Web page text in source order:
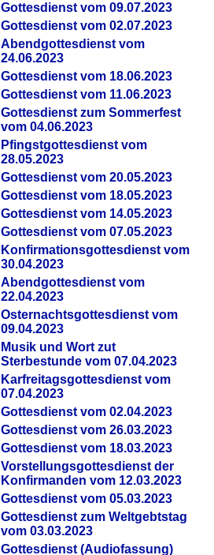
Gottesdienst vom 09.07.2023
Gottesdienst vom 02.07.2023
Abendgottesdienst vom
24.06.2023
Gottesdienst vom 18.06.2023
Gottesdienst vom 11.06.2023
Gottesdienst zum Sommerfest
vom 04.06.2023
Pfingstgottesdienst vom
28.05.2023
Gottesdienst vom 20.05.2023
Gottesdienst vom 18.05.2023
Gottesdienst vom 14.05.2023
Gottesdienst vom 07.05.2023
Konfirmationsgottesdienst vom
30.04.2023
Abendgottesdienst vom
22.04.2023
Osternachtsgottesdienst vom
09.04.2023
Musik und Wort zut
Sterbestunde vom 07.04.2023
Karfreitagsgottesdienst vom
07.04.2023
Gottesdienst vom 02.04.2023
Gottesdienst vom 26.03.2023
Gottesdienst vom 18.03.2023
Vorstellungsgottesdienst der
Konfirmanden vom 12.03.2023
Gottesdienst vom 05.03.2023
Gottesdienst zum Weltgebtstag
vom 03.03.2023
Gottesdienst (Audiofassung)